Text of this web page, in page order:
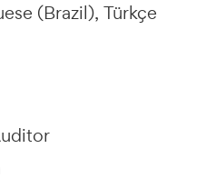
(Brazil) Türkçe